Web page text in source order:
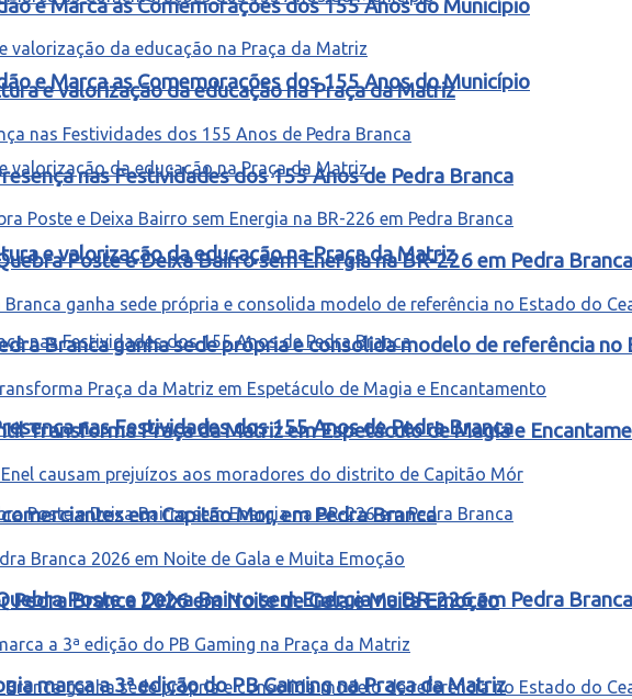
e Marca as Comemorações dos 155 Anos do Município
e valorização da educação na Praça da Matriz
nas Festividades dos 155 Anos de Pedra Branca
Poste e Deixa Bairro sem Energia na BR-226 em Pedra Branca
e Marca as Comemorações dos 155 Anos do Município
e valorização da educação na Praça da Matriz
nas Festividades dos 155 Anos de Pedra Branca
Poste e Deixa Bairro sem Energia na BR-226 em Pedra Branca
Branca ganha sede própria e consolida modelo de referência no
Transforma Praça da Matriz em Espetáculo de Magia e
em Capitão Mor, em Pedra Branca
Pedra Branca 2026 em Noite de Gala e Muita Emoção
marca a 3ª edição do PB Gaming na Praça da Matriz